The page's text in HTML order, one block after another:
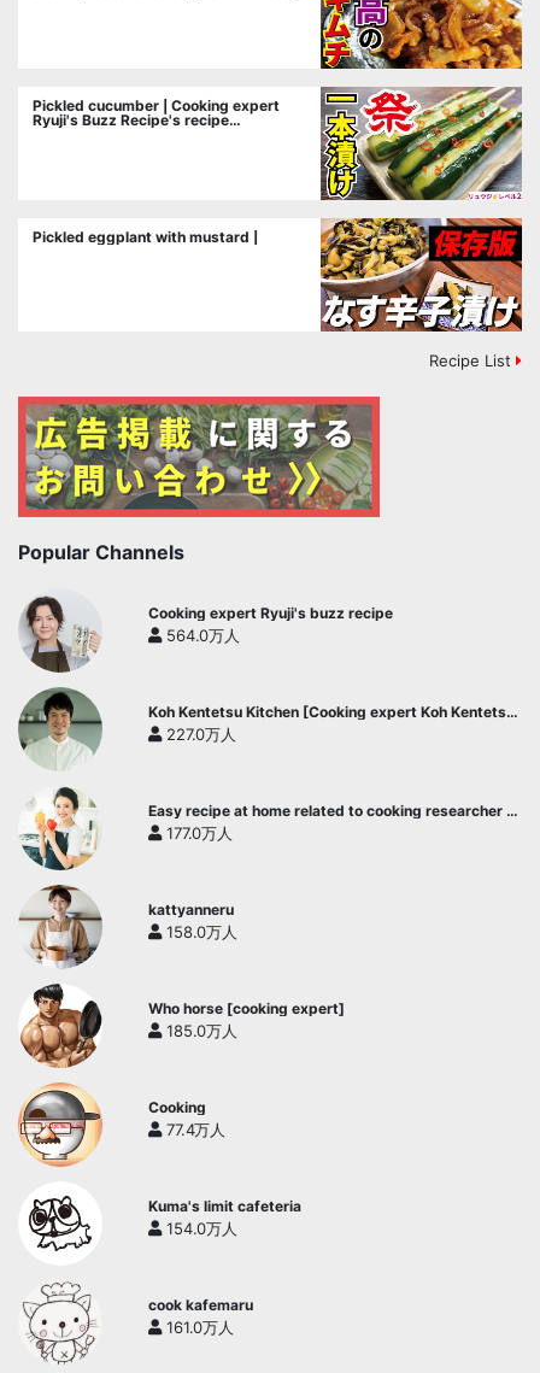
Pickled cucumber | Cooking expert
Ryuji's Buzz Recipe's recipe
Pickled eggplant with mustard |
Recipe List
Popular Channels
Cooking expert Ryuji's buzz recipe
564.0万人
Koh Kentetsu Kitchen [Cooking expert Koh Kentetsu
official channel]
227.0万人
Easy recipe at home related to cooking researcher /
Yukari's Kitchen
177.0万人
kattyanneru
158.0万人
Who horse [cooking expert]
185.0万人
Cooking
77.4万人
Kuma's limit cafeteria
154.0万人
cook kafemaru
161.0万人